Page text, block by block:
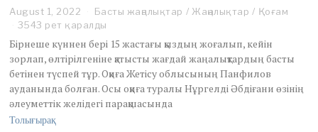
August 1, 2022
u
u
s
t
1
,
Басты жаңалықтар / Жаңалықтар / Қоғам
3543 рет қаралды
Бірнеше күннен бері 15 жастағы қыздың жоғалып, кейін
зорлап, өлтірілгеніне қатысты жағдай жаңалықтардың басты
бетінен түспей тұр. Оқиға Жетісу облысының Панфилов
ауданында болған. Осы оқиға туралы Нұргелді Әбдіғани өзінің
әлеуметтік желідегі парақшасында
Толығырақ